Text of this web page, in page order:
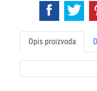
Opis proizvoda